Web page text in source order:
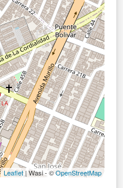
Leaflet| Wasi - ©OpenStreetMap